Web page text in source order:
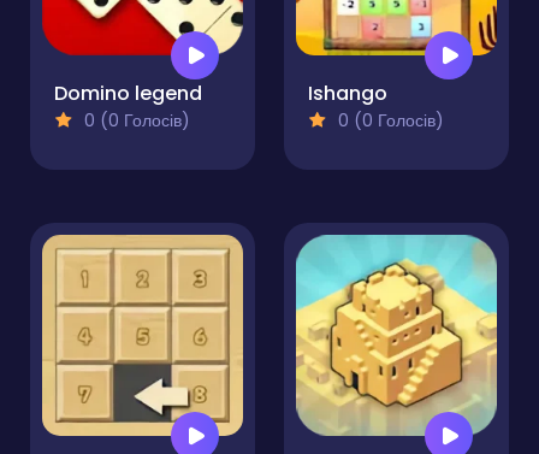
Domino legend
0 (0 Голосів)
Ishango
0 (0 Голосів)